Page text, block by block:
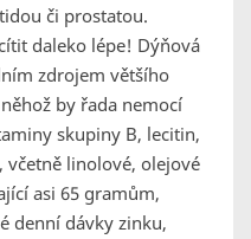
či prostatou.
daleko lépe! Dýňová
zdrojem většího
by řada nemocí
skupiny B, lecitin,
včetně linolové, olejové
asi 65 gramům,
denní dávky zinku,